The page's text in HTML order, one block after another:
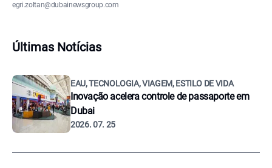
egri.zoltan@dubainewsgroup.com
Últimas Notícias
EAU, TECNOLOGIA, VIAGEM, ESTILO DE VIDA
Inovação acelera controle de passaporte em
Dubai
2026. 07. 25